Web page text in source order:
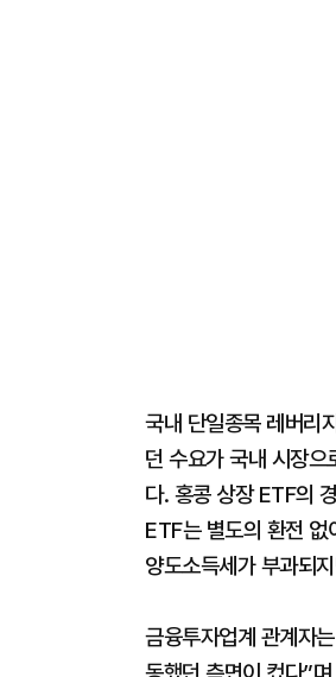
국내 단일종목 레버리
던 수요가 국내 시장
다. 홍콩 상장 ETF의
ETF는 별도의 환전 없
양도소득세가 부과되
금융투자업계 관계자